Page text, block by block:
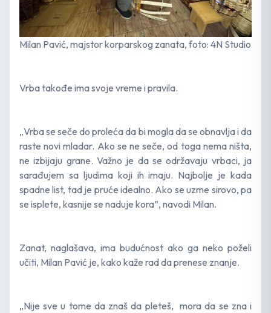
Milan Pavić, majstor korparskog zanata, foto: 4N Studio
Vrba takođe ima svoje vreme i pravila.
„Vrba se seče do proleća da bi mogla da se obnavlja i da
raste novi mladar. Ako se ne seče, od toga nema ništa,
ne izbijaju grane. Važno je da se održavaju vrbaci, ja
sarađujem sa ljudima koji ih imaju. Najbolje je kada
spadne list, tad je pruće idealno. Ako se uzme sirovo, pa
se isplete, kasnije se naduje kora”, navodi Milan.
Zanat, naglašava, ima budućnost ako ga neko poželi
učiti, Milan Pavić je, kako kaže rad da prenese znanje.
„Nije sve u tome da znaš da pleteš, mora da se zna i